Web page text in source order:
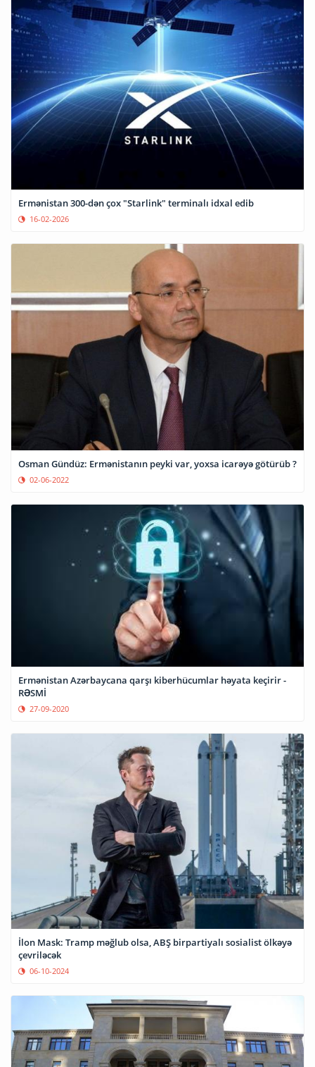
Ermənistan 300-dən çox "Starlink" terminalı idxal edib
16-02-2026
Osman Gündüz: Ermənistanın peyki var, yoxsa icarəyə götürüb ?
02-06-2022
Ermənistan Azərbaycana qarşı kiberhücumlar həyata keçirir -
RƏSMİ
27-09-2020
İlon Mask: Tramp məğlub olsa, ABŞ birpartiyalı sosialist ölkəyə
çevriləcək
06-10-2024